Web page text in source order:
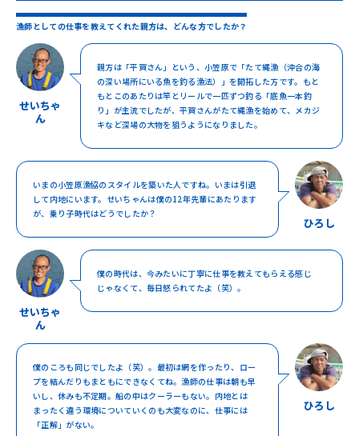
漁師としての仕事を教えてくれた親方は、どんな方でしたか？
せいちゃ
ん
親方は「平賀さん」という、小笠原で「たて縄漁（沖合の海
の深い場所にいる魚を釣る漁法）」を開拓した方です。もと
もとこのあたりは竿とリールで一匹ずつ釣る「底魚一本釣
り」が主流でしたが、平賀さんがたて縄漁を始めて、メカジ
キなど深場の大物を狙うようになりました。
ひろし
いまの小笠原漁協のスタイルを築いた人ですね。いまは引退
して内地にいます。せいちゃんは僕の12年先輩にあたります
が、乗り子時代はどうでしたか？
せいちゃ
ん
僕の時代は、今みたいに丁寧に仕事を教えてもらえる感じ
じゃなくて、毎日怒られてたよ（笑）。
ひろし
僕のころも同じでしたよ（笑）。最初は網を作ったり、ロー
プを結んだりもまともにできなくてね。漁師の仕事は朝も早
いし、休みも不定期。船の中はクーラーもない。内地とは
まったく違う環境についていくのも大変なのに、仕事には
「正解」がない。